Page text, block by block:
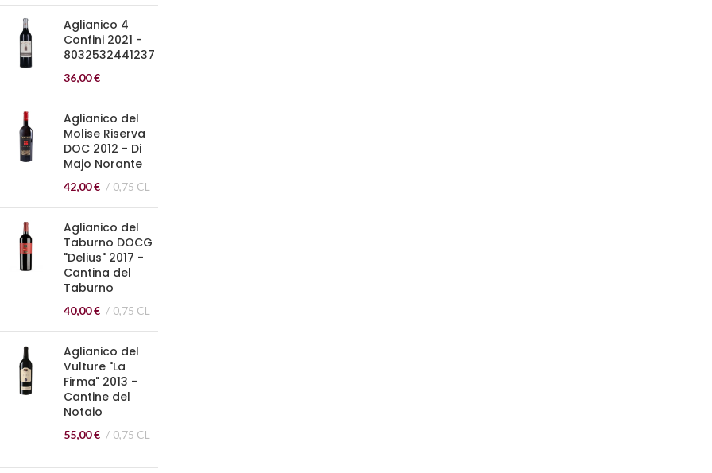
Aglianico 4
Confini 2021 -
8032532441237
36,00€
Aglianico del
Molise Riserva
DOC 2012 - Di
Majo Norante
42,00€ 0,75 CL
Aglianico del
Taburno DOCG
"Delius" 2017 -
Cantina del
Taburno
40,00€ 0,75 CL
Aglianico del
Vulture "La
Firma" 2013 -
Cantine del
Notaio
55,00€ 0,75 CL